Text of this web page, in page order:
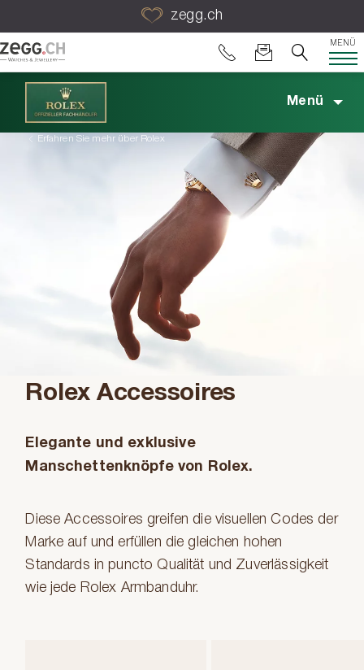
zegg.ch
MENÜ
Menü
Erfahren Sie mehr über Rolex
Rolex Accessoires
Elegante und exklusive
Manschettenknöpfe von Rolex.
Diese Accessoires greifen die visuellen Codes der
Marke auf und erfüllen die gleichen hohen
Standards in puncto Qualität und Zuverlässigkeit
wie jede Rolex Armbanduhr.